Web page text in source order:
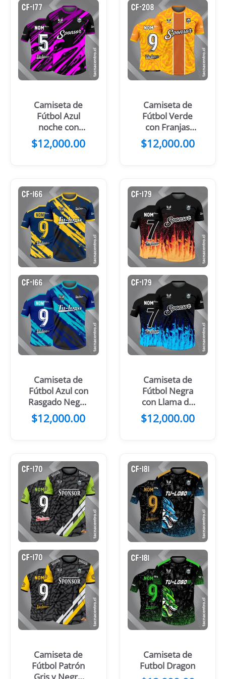
Camiseta de
Fútbol Azul
noche con
Manchas
Amarillas y
$12,000.00
Camiseta de
Fútbol Verde
con Franjas
Centrales
Negro Amarillo
$12,000.00
Camiseta de
Fútbol Azul con
Rasgado Negro
y Amarillo
$12,000.00
Camiseta de
Fútbol Negra
con Llama de
Fuego Naranja
$12,000.00
Camiseta de
Fútbol Patrón
Camiseta de
Futbol Dragon